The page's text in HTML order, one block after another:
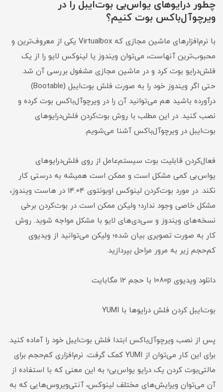
چطور درایوهای یو‌اس‌بی بوت‌ایبل را در
ویرچوآل‌باکس بوت کنیم؟
با نرم‌افزارهای ماشین مجازی که Virtualbox یکی از معروف‌ترین و
محبوب‌ترین آنهاست، می‌توان ویندوز یا لینوکس لایو را از یک
فلش‌درایو بوت کرد و در ماشین مجازی مشغول بررسی آن شد.
حتی اگر ویندوز خود را به صورت فلش بوت‌ایبل (Bootable)
درآورده باشید هم می‌توانید آن را در ویرچوآل‌باکس بوت کرده و
نصب کنید. در این مطلب با روش بوت‌کردن فلش‌درایوهای
بوت‌ایبل در ویرچوآل‌باکس آشنا می‌شویم.
فعال‌کردن قابلیت بوت سیستم‌عامل از روی فلش‌درایوهای
یو‌اس‌بی کمی مشکل است و ممکن است همیشه به درستی کار
نکند. در مورد بوت‌کردن لینوکس اوبونتوی 14.04 در هاست ویندوز،
مشکل خاصی وجود ندارد؛ ولیکن ممکن است در بوت‌کردن برخی
نسخه‌های ویندوز و سی‌دی‌های لایو با مشکل مواجه شوید. روش
کار به صورت تصویری بیان شده؛ ولیکن می‌توانید از ویدیوی
کم‌حجم زیر به مرور مراحل بپردازید.
دانلود ویدیوی 1080p با حجم 12 مگابایت
بوت‌ایبل کردن فلش درایوها با YUMI
پس از نصب ویرچوآل‌باکس ابتدا فلش بوت‌ایبل خود را آماده کنید.
برای این کار می‌توان از YUMI کمک گرفت. نرم‌افزاری کم‌حجم برای
مالتی‌بوت کردن یک درایو یو‌اس‌بی؛ به این معنی که با استفاده از
آن می‌توان ویرایش‌های مختلف لینوکس، آنتی‌ویروس‌هایی که به